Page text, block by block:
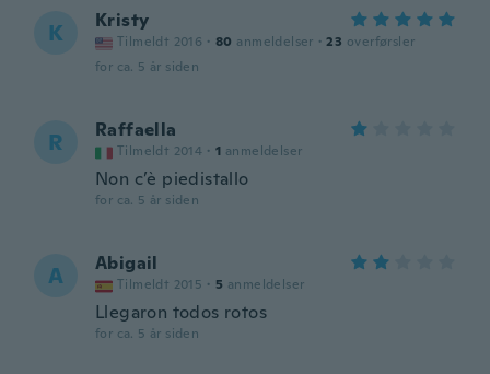
K Kristy
Tilmeldt 2016 · 80 anmeldelser · 23 overførsler
for ca. 5 år siden
R Raffaella
Tilmeldt 2014 · 1 anmeldelser
Non c’è piedistallo
for ca. 5 år siden
A Abigail
Tilmeldt 2015 · 5 anmeldelser
Llegaron todos rotos
for ca. 5 år siden